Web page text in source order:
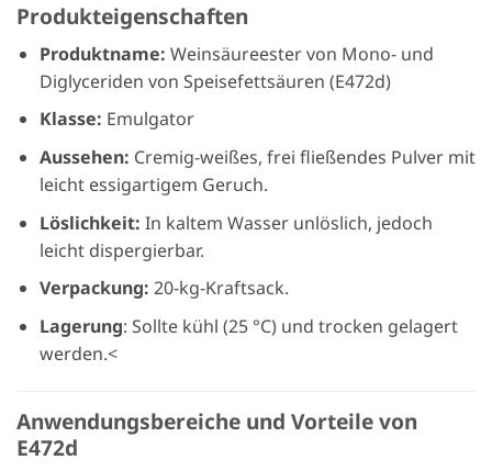
Produkteigenschaften
Produktname: Weinsäureester von Mono- und
Diglyceriden von Speisefettsäuren (E472d)
Klasse: Emulgator
Aussehen: Cremig-weißes, frei fließendes Pulver mit
leicht essigartigem Geruch.
Löslichkeit: In kaltem Wasser unlöslich, jedoch
leicht dispergierbar.
Verpackung: 20-kg-Kraftsack.
Lagerung: Sollte kühl (25 °C) und trocken gelagert
werden.<
Anwendungsbereiche und Vorteile von
E472d